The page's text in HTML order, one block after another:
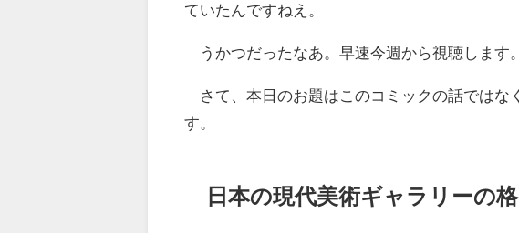
ていたんですねえ。
うかつだったなあ。早速今週から視聴します。
さて、本日のお題はこのコミックの話ではな
す。
日本の現代美術ギャラリーの